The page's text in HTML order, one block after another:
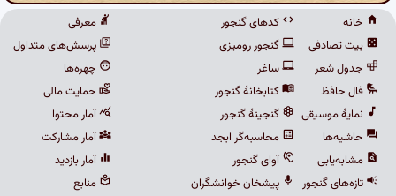
خانه
بیت تصادفی
جدول شعر
فال حافظ
نمایهٔ موسیقی
حاشیه‌ها
مشابه‌یابی
تازه‌های گنجور
کدهای گنجور
گنجور رومیزی
ساغر
کتابخانهٔ گنجور
گنجینهٔ گنجور
محاسبه‌گر ابجد
آوای گنجور
پیشخان خوانشگران
معرفی
پرسش‌های متداول
چهره‌ها
حمایت مالی
آمار محتوا
آمار مشارکت
آمار بازدید
منابع